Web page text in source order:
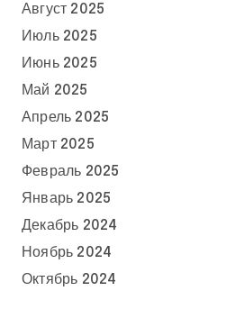
Август 2025
Июль 2025
Июнь 2025
Май 2025
Апрель 2025
Март 2025
Февраль 2025
Январь 2025
Декабрь 2024
Ноябрь 2024
Октябрь 2024